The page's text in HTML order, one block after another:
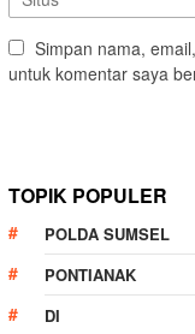
Simpan nama,
untuk komentar saya
TOPIK POPULER
POLDA SUMSEL
PONTIANAK
DI